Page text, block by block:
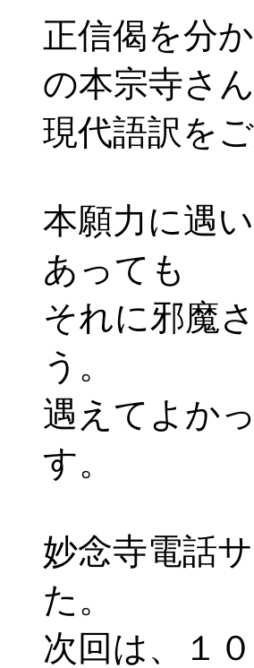
正信偈を分
の本宗寺さ
現代語訳を
本願力に遇
あっても
それに邪魔
う。
遇えてよか
す。
妙念寺電話
た。
次回は、１